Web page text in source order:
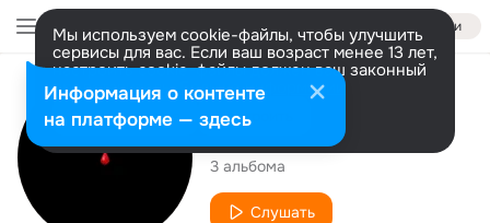
Войти
Мы используем cookie-файлы, чтобы улучшить
сервисы для вас. Если ваш возраст менее 13 лет,
настроить cookie-файлы должен ваш законный
представитель. Больше информации
Разрешить все Настроить
Исполнитель
TUAR
3 альбома
Слушать
Информация о контенте
на платформе — здесь